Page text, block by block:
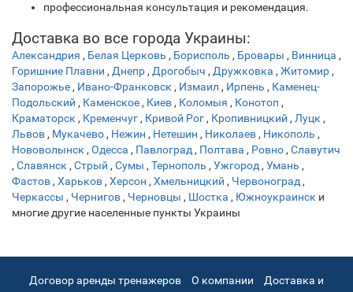
профессиональная консультация и рекомендация.
Доставка во все города Украины:
Александрия , Белая Церковь , Борисполь , Бровары , Винница ,
Горишние Плавни , Днепр, Дрогобыч , Дружковка , Житомир,
Запорожье, Ивано-Франковск , Измаил , Ирпень , Каменец-
Подольский , Каменское, Киев, Коломыя , Конотоп ,
Краматорск , Кременчуг, Кривой Рог, Кропивницкий , Луцк ,
Львов, Мукачево, Нежин , Нетешин , Николаев, Никополь ,
Нововолынск , Одесса , Павлоград, Полтава , Ровно, Славутич
, Славянск , Стрый , Сумы , Тернополь , Ужгород, Умань ,
Фастов, Харьков, Херсон , Хмельницкий , Червоноград,
Черкассы , Чернигов, Черновцы , Шостка , Южноукраинск и
многие другие населенные пункты Украины
Договор аренды тренажеров О компании
Доставка и